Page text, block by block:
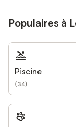
Populaires à
Piscine
(34)